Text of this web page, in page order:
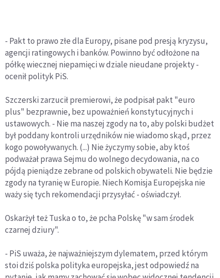
- Pakt to prawo złe dla Europy, pisane pod presją kryzysu,
agencji ratingowych i banków. Powinno być odłożone na
półkę wiecznej niepamięci w dziale nieudane projekty -
ocenił polityk PiS.
Szczerski zarzucił premierowi, że podpisał pakt "euro
plus" bezprawnie, bez upoważnień konstytucyjnych i
ustawowych. - Nie ma naszej zgody na to, aby polski budżet
był poddany kontroli urzędników nie wiadomo skąd, przez
kogo powoływanych. (...) Nie życzymy sobie, aby ktoś
podważał prawa Sejmu do wolnego decydowania, na co
pójdą pieniądze zebrane od polskich obywateli. Nie będzie
zgody na tyranię w Europie. Niech Komisja Europejska nie
waży się tych rekomendacji przysyłać - oświadczył.
Oskarżył też Tuska o to, że pcha Polskę "w sam środek
czarnej dziury".
- PiS uważa, że najważniejszym dylematem, przed którym
stoi dziś polska polityka europejska, jest odpowiedź na